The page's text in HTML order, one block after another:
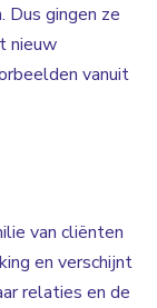
Dus gingen ze
nieuw
vanuit
van cliënten
en verschijnt
relaties en de